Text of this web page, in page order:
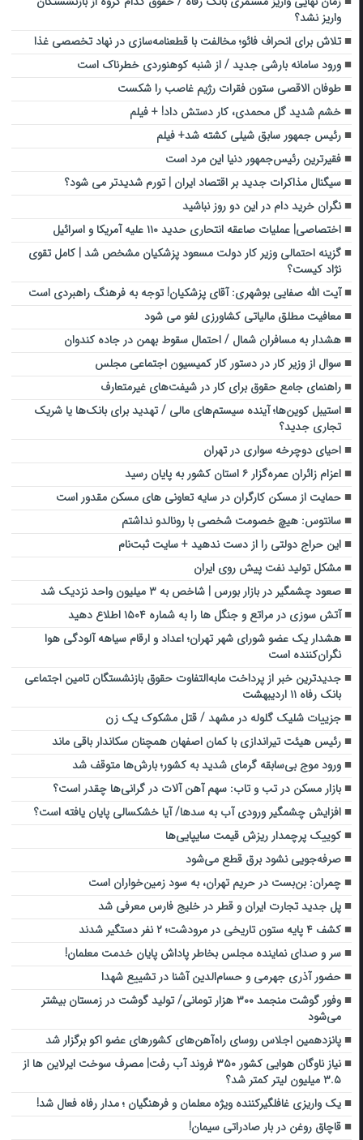
واریز نشد؟
تلاش برای انحراف فائو؛ مخالفت با قطعنامه‌سازی در نهاد تخصصی غذا
ورود سامانه بارشی جدید / از شنبه کوهنوردی خطرناک است
طوفان الاقصی ستون فقرات رژیم غاصب را شکست
خشم شدید گل محمدی، کار دستش داد! + فیلم
رئیس جمهور سابق شیلی کشته شد+ فیلم
فقیرترین رئیس‌جمهور دنیا این مرد است
سیگنال مذاکرات جدید بر اقتصاد ایران | تورم شدیدتر می شود؟
نگران خرید دام در این دو روز نباشید
اختصاصی| عملیات صاعقه انتحاری حدید ۱۱۰ علیه آمریکا و اسرائیل
گزینه احتمالی وزیر کار دولت مسعود پزشکیان مشخص شد | کامل تقوی
نژاد کیست؟
آیت الله صفایی بوشهری: آقای پزشکیان! توجه به فرهنگ راهبردی است
معافیت مطلق مالیاتی کشاورزی لغو می شود
هشدار به مسافران شمال / احتمال سقوط بهمن در جاده کندوان
سوال از وزیر کار در دستور کار کمیسیون اجتماعی مجلس
راهنمای جامع حقوق برای کار در شیفت‌های غیرمتعارف
استیبل‌ کوین‌ها؛ آینده‌ سیستم‌های مالی / تهدید برای بانک‌ها یا شریک
تجاری جدید؟
احیای دوچرخه سواری در تهران
اعزام زائران عمره‌گزار ۶ استان کشور به پایان رسید
حمایت از مسکن کارگران در سایه تعاونی های مسکن مقدور است
سانتوس: هیچ خصومت شخصی با رونالدو نداشتم
این حراج دولتی را از دست ندهید + سایت ثبت‌نام
مشکل تولید نفت پیش روی ایران
صعود چشمگیر در بازار بورس | شاخص به ۳ میلیون واحد نزدیک شد
آتش سوزی در مراتع و جنگل ها را به شماره ۱۵۰۴ اطلاع دهید
هشدار یک عضو شورای شهر تهران؛ اعداد و ارقام سیاهه آلودگی هوا
نگران‌کننده است
جدیدترین خبر از پرداخت مابه‌التفاوت حقوق بازنشستگان تامین اجتماعی
بانک رفاه ۱۱ اردیبهشت
جزییات شلیک گلوله در مشهد / قتل مشکوک یک زن
رئیس هیئت تیراندازی با کمان اصفهان همچنان سکاندار باقی ماند
ورود موج بی‌سابقه گرمای شدید به کشور؛ بارش‌ها متوقف شد
بازار مسکن در تب و تاب: سهم آهن آلات در گرانی‌ها چقدر است؟
افزایش چشمگیر ورودی آب به سدها/ آیا خشکسالی پایان یافته است؟
کوییک پرچمدار ریزش قیمت سایپایی‌ها
صرفه‌جویی نشود برق قطع می‌شود
چمران: بن‌بست در حریم تهران، به سود زمین‌خواران است
پل جدید تجارت ایران و قطر در خلیج فارس معرفی شد
کشف ۴ پایه ستون تاریخی در مرودشت؛ ۲ نفر دستگیر شدند
سر و صدای نماینده مجلس بخاطر پاداش پایان خدمت معلمان!
حضور آذری جهرمی و حسام‌الدین آشنا در تشییع شهدا
وفور گوشت منجمد ۳۰۰ هزار تومانی/ تولید گوشت در زمستان بیشتر
می‌شود
پانزدهمین اجلاس روسای راه‌آهن‌های کشورهای عضو اکو برگزار شد
نیاز ناوگان هوایی کشور ۳۵۰ فروند آب رفت| مصرف سوخت ایرلاین ها از
۳.۵ میلیون لیتر کمتر شد؟
یک واریزی غافلگیرکننده ویژه معلمان و فرهنگیان ؛ مدار رفاه فعال شد!
قاچاق روغن در بار صادراتی سیمان!